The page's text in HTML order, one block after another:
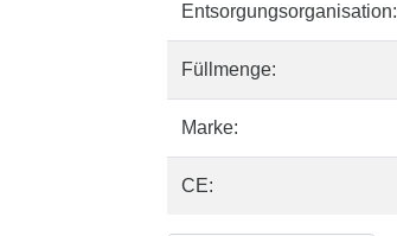
Entsorgungsorganisation:
Füllmenge:
Marke:
CE: